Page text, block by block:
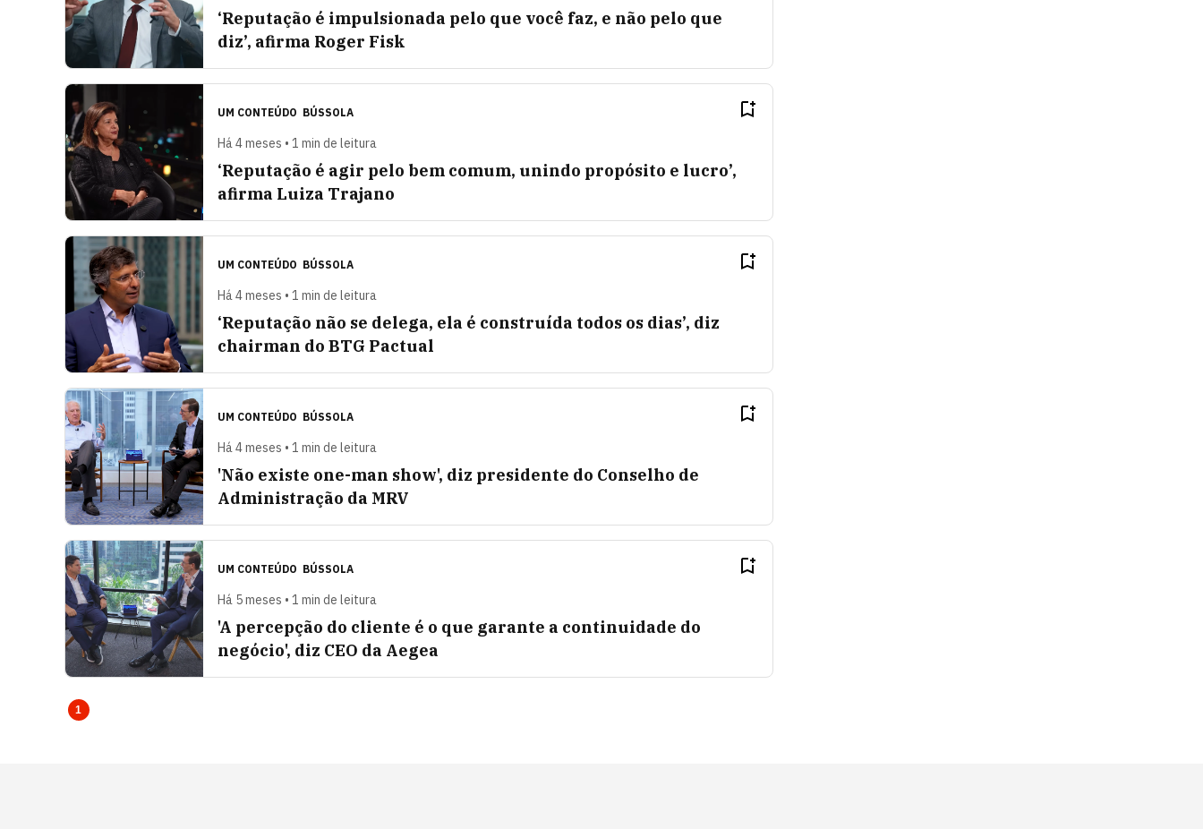
‘Reputação é impulsionada pelo que você faz, e não pelo que
diz’, afirma Roger Fisk
UM CONTEÚDO BÚSSOLA
Há 4 meses • 1 min de leitura
‘Reputação é agir pelo bem comum, unindo propósito e lucro’,
afirma Luiza Trajano
UM CONTEÚDO BÚSSOLA
Há 4 meses • 1 min de leitura
‘Reputação não se delega, ela é construída todos os dias’, diz
chairman do BTG Pactual
UM CONTEÚDO BÚSSOLA
Há 4 meses • 1 min de leitura
'Não existe one-man show', diz presidente do Conselho de
Administração da MRV
UM CONTEÚDO BÚSSOLA
Há 5 meses • 1 min de leitura
'A percepção do cliente é o que garante a continuidade do
negócio', diz CEO da Aegea
1